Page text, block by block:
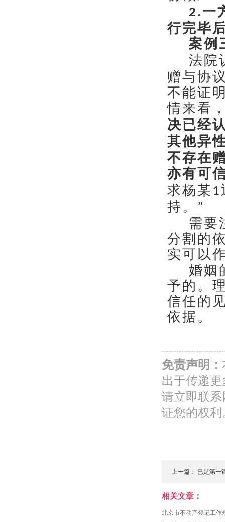
2.一
行完毕
案例
法院
赠与协
不能证
情来看
决已经
其他异
不存在
亦有可
求杨某 1
持。
”
需要
分割的
实可以
婚姻
予的。
信任的
依据。
免责声明：
出于传递
请立即联
证您的权利
上一篇： 已是第一
相关文章：
北京市不动产登记工作